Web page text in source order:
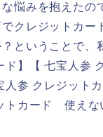
悩みを抱えたの
クレジットカー
ということで、
ド】【 七宝人参
参 クレジット
トカード 使えな